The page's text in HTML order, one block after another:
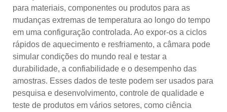
para materiais, componentes ou produtos para as
mudanças extremas de temperatura ao longo do tempo
em uma configuração controlada. Ao expor-os a ciclos
rápidos de aquecimento e resfriamento, a câmara pode
simular condições do mundo real e testar a
durabilidade, a confiabilidade e o desempenho das
amostras. Esses dados de teste podem ser usados ​​para
pesquisa e desenvolvimento, controle de qualidade e
teste de produtos em vários setores, como ciência